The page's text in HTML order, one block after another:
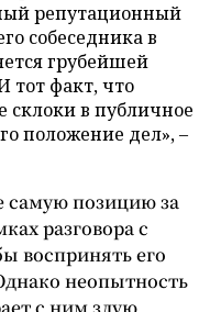
репутационный
собеседника в
грубейшей
тот факт, что
склоки в публичное
положение дел», –
позицию за
разговора с
воспринять его
неопытность
с ним злую